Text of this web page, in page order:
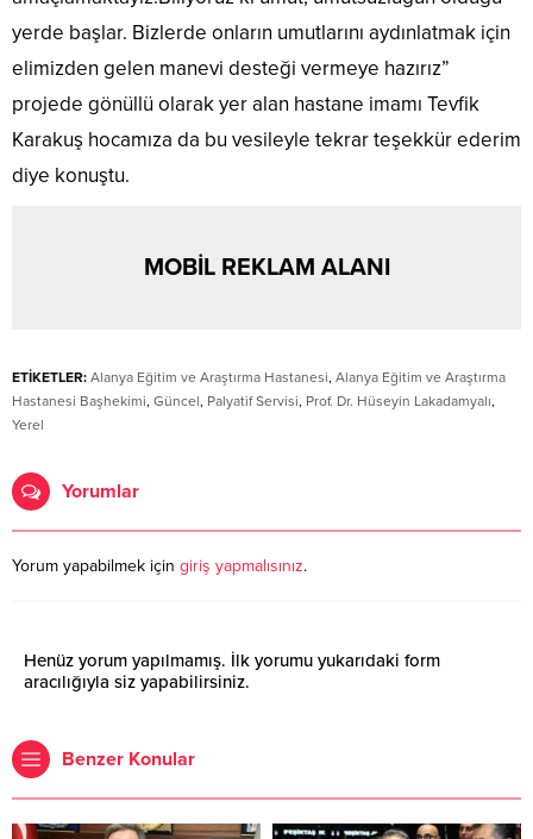
yerde başlar. Bizlerde onların umutlarını aydınlatmak için
elimizden gelen manevi desteği vermeye hazırız”
projede gönüllü olarak yer alan hastane imamı Tevfik
Karakuş hocamıza da bu vesileyle tekrar teşekkür ederim
diye konuştu.
MOBİL REKLAM ALANI
ETİKETLER: Alanya Eğitim ve Araştırma Hastanesi, Alanya Eğitim ve Araştırma
Hastanesi Başhekimi, Güncel, Palyatif Servisi, Prof. Dr. Hüseyin Lakadamyalı,
Yerel
Yorumlar
Yorum yapabilmek için giriş yapmalısınız.
Henüz yorum yapılmamış. İlk yorumu yukarıdaki form
aracılığıyla siz yapabilirsiniz.
Benzer Konular